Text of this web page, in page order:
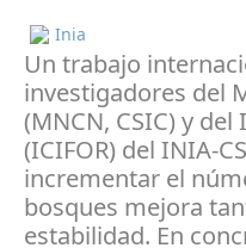
Inia
​Un trabajo
investigadores del
(MNCN, CSIC) y
(ICIFOR) del INIA-
incrementar el
bosques mejora
estabilidad. En